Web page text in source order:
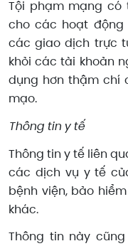
Tội phạm mạng có
cho các hoạt động
các giao dịch trực
khỏi các tài khoản
dụng hơn thậm chí
mạo.
Thông tin y tế
Thông tin y tế liên
các dịch vụ y tế
bệnh viện, bảo
khác.
Thông tin này